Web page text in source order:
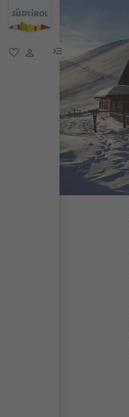
menu link